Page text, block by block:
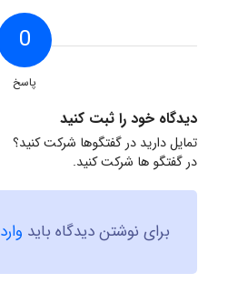
0
پاسخ
دیدگاه خود را ثبت کنید
تمایل دارید در گفتگوها شرکت کنید؟
در گفتگو ها شرکت کنید.
برای نوشتن دیدگاه باید وارد